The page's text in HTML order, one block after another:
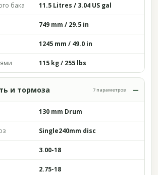
бака 11.5 Litres / 3.04 US gal
749 mm / 29.5 in
1245 mm / 49.0 in
115 kg / 255 lbs
и тормоза 7 параметров
130 mm Drum
Single240mm disc
3.00-18
2.75-18